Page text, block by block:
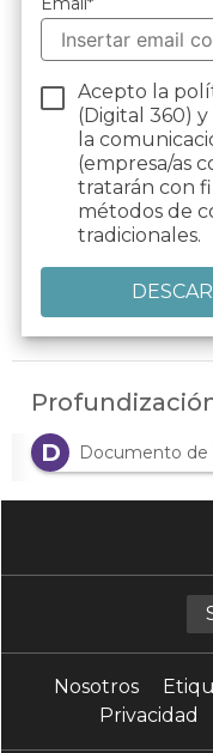
Acepto la
(Digital 360)
la
(empresa/as
tratarán con
métodos de
tradicionales.
D
Documento de
Nosotros
Privacidad